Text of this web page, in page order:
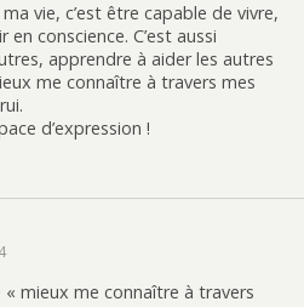
vie, c’est être capable de vivre,
en conscience. C’est aussi
apprendre à aider les autres
me connaître à travers mes
d’expression !
« mieux me connaître à travers